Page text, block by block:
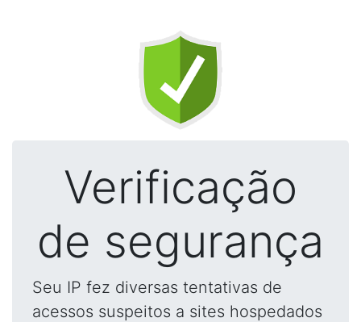
Verificação
de segurança
Seu IP fez diversas tentativas de
acessos suspeitos a sites hospedados